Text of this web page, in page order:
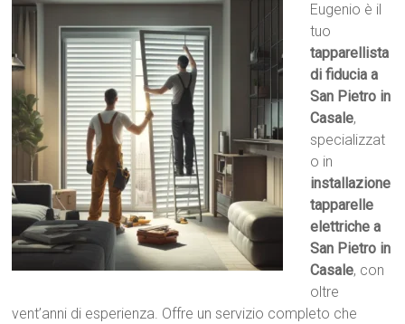
Eugenio è il
tuo
tapparellista
di fiducia a
San Pietro in
Casale,
specializzat
o in
installazione
tapparelle
elettriche a
San Pietro in
Casale, con
oltre
vent’anni di esperienza. Offre un servizio completo che